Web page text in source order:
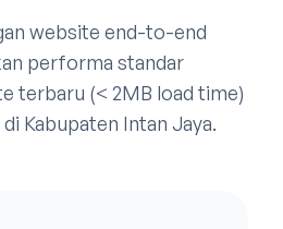
website end-to-end
performa standar
terbaru (< 2MB load time)
Kabupaten Intan Jaya.